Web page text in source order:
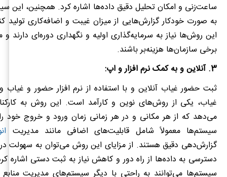
ساعت‌زنی و امکان تحلیل دقیق داده‌ها اشاره کرد. همچنین، این
به صورت خودکار گزارش‌هایی از میزان غیبت و اضافه‌کاری تولید
این روش‌ها نیاز به سرمایه‌گذاری اولیه و نگهداری دوره‌ای دارند
برخی سازمان‌ها هزینه‌بر باشند.
3. آنلاین و به کمک نرم افزار و اپ:
ثبت حضور غیاب آنلاین و با استفاده از نرم افزار حضور و
غیاب، یکی از روش‌های نوین و کارآمد است. این روش به
می‌دهد که از هر مکانی و در هر زمانی زمان ورود و خروج خود
سیستم‌ها معمولاً شامل قابلیت‌های اضافی مانند مدیریت
گزارش‌دهی دقیق هستند. از مزایای این روش می‌توان به سهولت در
دسترسی به داده‌ها از راه دور و کاهش نیاز به ثبت دستی اشاره
سیستم‌ها می‌توانند به راحتی با دیگر سیستم‌های مدیریت منابع